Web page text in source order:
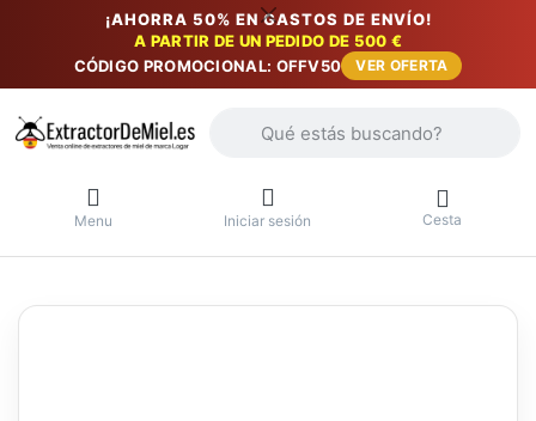
¡AHORRA 50% EN GASTOS DE ENVÍO!
A PARTIR DE UN PEDIDO DE 500 €
CÓDIGO PROMOCIONAL: OFFV50
VER OFERTA
Menu Iniciar sesión Cesta